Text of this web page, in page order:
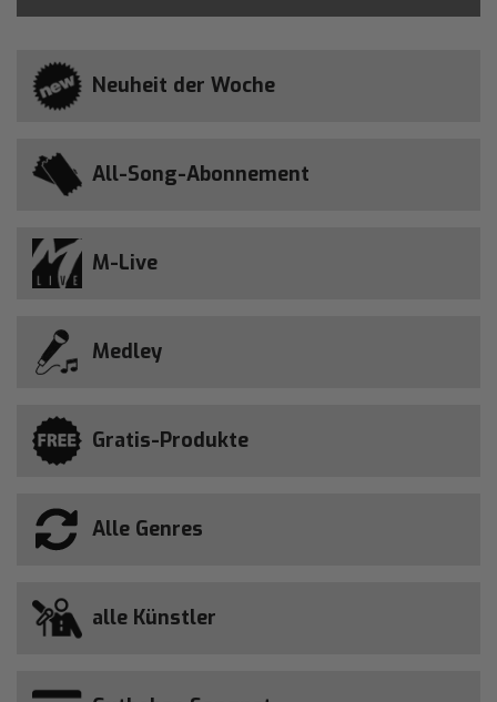
Neuheit der Woche
All-Song-Abonnement
M-Live
Medley
Gratis-Produkte
Alle Genres
alle Künstler